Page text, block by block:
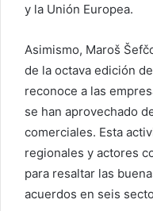
y la Unión Europea.
Asimismo, Maroš
de la octava edición
reconoce a las
se han aprovechado
comerciales. Esta
regionales y actores
para resaltar las
acuerdos en seis